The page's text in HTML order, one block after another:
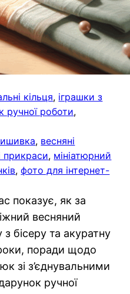
кільця, іграшки з
ручної роботи
, весняні
прикраси, мініатюрний
, фото для інтернет-
показує, як за
весняний
з бісеру та акуратну
поради щодо
зі з’єднувальними
ручної